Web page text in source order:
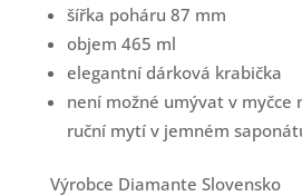
šířka poháru 87 mm
objem 465 ml
elegantní dárková krabička
není možné umývat v myčce
ruční mytí v jemném
Výrobce Diamante Slovensko